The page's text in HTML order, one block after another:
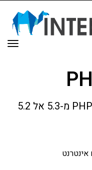
הסבר כיצד משנים את גרסת ה-PHP מ-5.3 אל 5.2